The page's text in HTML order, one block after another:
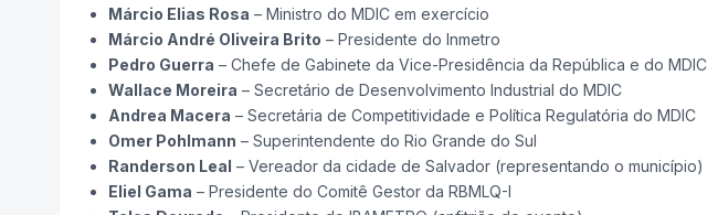
Márcio Elias Rosa – Ministro do MDIC em exercício
Márcio André Oliveira Brito – Presidente do Inmetro
Pedro Guerra – Chefe de Gabinete da Vice-Presidência da República e do MDIC
Wallace Moreira – Secretário de Desenvolvimento Industrial do MDIC
Andrea Macera – Secretária de Competitividade e Política Regulatória do MDIC
Omer Pohlmann – Superintendente do Rio Grande do Sul
Randerson Leal – Vereador da cidade de Salvador (representando o município)
Eliel Gama – Presidente do Comitê Gestor da RBMLQ-I